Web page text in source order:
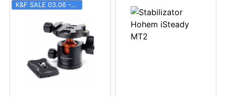
K&F SALE 03.06 - 31.08